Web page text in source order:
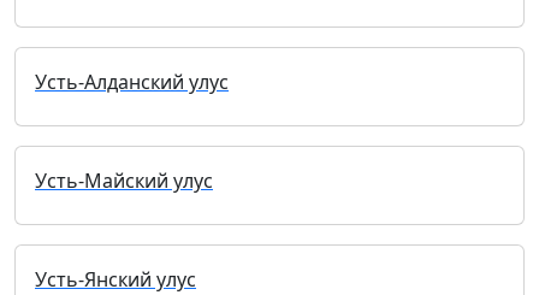
Усть-Алданский улус
Усть-Майский улус
Усть-Янский улус